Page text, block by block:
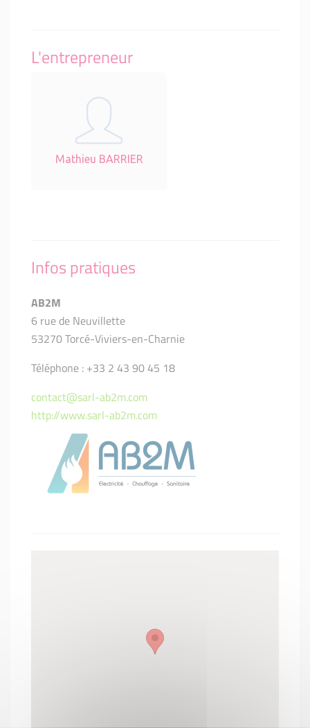
L'entrepreneur
Mathieu BARRIER
Infos pratiques
AB2M
6 rue de Neuvillette
53270 Torcé-Viviers-en-Charnie
Téléphone : +33 2 43 90 45 18
contact@sarl-ab2m.com
http://www.sarl-ab2m.com